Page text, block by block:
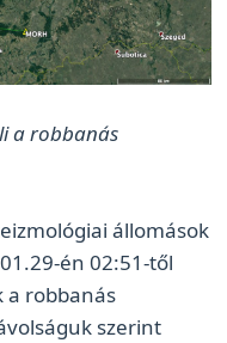
a robbanás
állomások
én 02:51-től
a robbanás
szerint